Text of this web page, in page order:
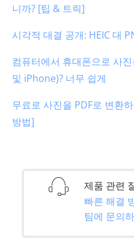
니까? [팁 & 트릭]
시각적 대결 공개: HEIC 대
컴퓨터에서 휴대폰으로 사
및 iPhone)? 너무 쉽게
무료로 사진을 PDF로 변환
방법]
제품 관련
빠른 해결
팀에 문의